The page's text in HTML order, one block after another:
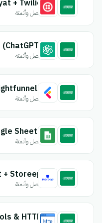
+ Twilio
اتصل وأتمتة
اتصل وأتمتة
اتصل وأتمتة
Sheets
اتصل وأتمتة
Storeep
اتصل وأتمتة
& HTTP